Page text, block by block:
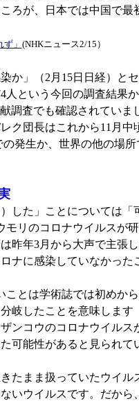
ろが、日本では中国で
」 (NHKニュース2/15）
か」（2月15日日経）
という今回の調査結
調査でも確認されてい
ク団長はこれから11月
発生か、世界の他の場
た」ことについては
モリのコロナウイルス
昨年3月から大声で主
ナに感染していなかっ
とは学術誌では初めか
岐したことを意味しま
ンコウのコロナウイル
可能性があると見られ
まま扱っていたウイル
いウイルスです。だか